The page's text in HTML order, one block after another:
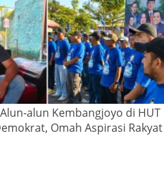
alun Kembangjoyo di HUT
Omah Aspirasi Rakyat